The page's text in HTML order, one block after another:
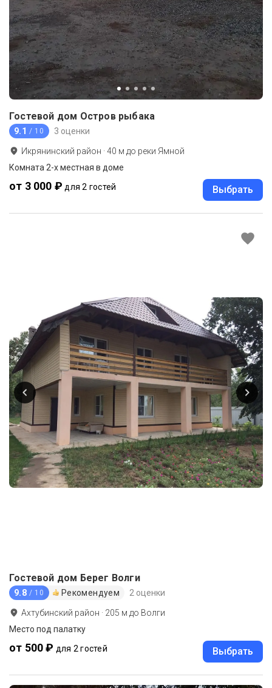
Гостевой дом Остров рыбака
9.1 / 10 3 оценки
Икрянинский район ·40 м до реки Ямной
Комната 2-х местная в доме
от 3 000 ₽ для 2 гостей Выбрать
Гостевой дом Берег Волги
9.8 / 10 Рекомендуем 2 оценки
Ахтубинский район · 205 м до Волги
Место под палатку
от 500 ₽ для 2 гостей Выбрать